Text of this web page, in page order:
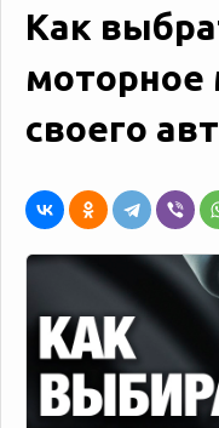
Как
моторное
своего